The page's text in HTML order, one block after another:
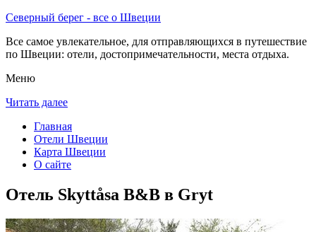
Северный берег - все о Швеции
Все самое увлекательное, для отправляющихся в путешествие
по Швеции: отели, достопримечательности, места отдыха.
Меню
Читать далее
Главная
Отели Швеции
Карта Швеции
О сайте
Отель Skyttåsa B&B в Gryt